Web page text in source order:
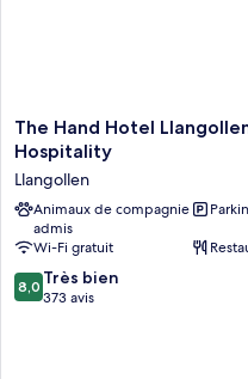
The
Hand
Hotel
Llangollen
by
Compass
Hospitality
Llangollen
The Hand Hotel
Hospitality
Llangollen
Animaux de compagnie
admis
Wi-Fi gratuit
8.0
sur
8,0 Très bien
373 avis